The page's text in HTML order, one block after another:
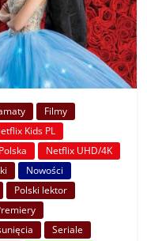
Filmy
Kids PL
Netflix UHD/4K
Nowości
Polski lektor
Seriale